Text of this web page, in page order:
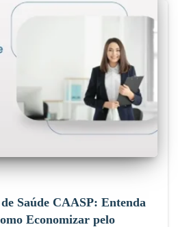
Saúde CAASP: Entenda
Economizar pelo